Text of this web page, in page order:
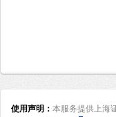
使用声明： 本服务提供上海